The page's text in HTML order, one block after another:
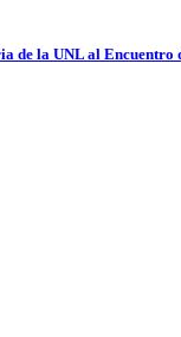
de la UNL al Encuentro